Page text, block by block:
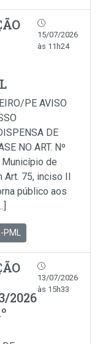
15/07/2026
às 11h24
PE AVISO
DE
NO ART. Nº
de
75, inciso Il
público aos
PML
2026
13/07/2026
às 15h33